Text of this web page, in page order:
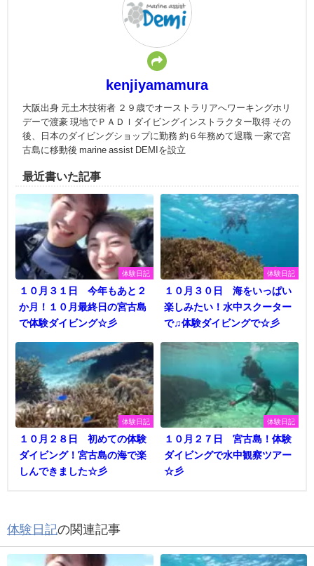
kenjiyamamura
大阪出身 元土木技術者 ２９歳でオーストラリアへワーキングホリ
デーで渡豪 現地でＰＡＤＩダイビングインストラクター取得 その
後、日本のダイビングショップに勤務 約６年務めて退職 一家で宮
古島に移動後 marine assist DEMIを設立
最近書いた記事
体験日記
１０月３１日 今年もあと２
か月！１０月最終日の宮古島
で体験ダイビング☆彡
体験日記
１０月３０日 海をいっぱい
楽しみたい！水中スクーター
で♫体験ダイビングで☆彡
体験日記
１０月２８日 初めての体験
ダイビング！宮古島の海で楽
しんできました☆彡
体験日記
１０月２７日 宮古島！体験
ダイビングで水中観察ツアー
☆彡
体験日記の関連記事